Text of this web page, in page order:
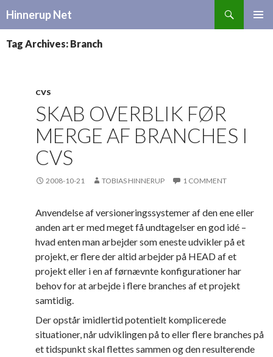
Hinnerup Net
CONTENT
Tag Archives: Branch
CVS
SKAB OVERBLIK FØR
MERGE AF BRANCHES I
CVS
2008-10-21 TOBIAS HINNERUP 1 COMMENT
Anvendelse af versioneringssystemer af den ene eller
anden art er med meget få undtagelser en god idé –
hvad enten man arbejder som eneste udvikler på et
projekt, er flere der altid arbejder på HEAD af et
projekt eller i en af førnævnte konfigurationer har
behov for at arbejde i flere branches af et projekt
samtidig.
Der opstår imidlertid potentielt komplicerede
situationer, når udviklingen på to eller flere branches på
et tidspunkt skal flettes sammen og den resulterende